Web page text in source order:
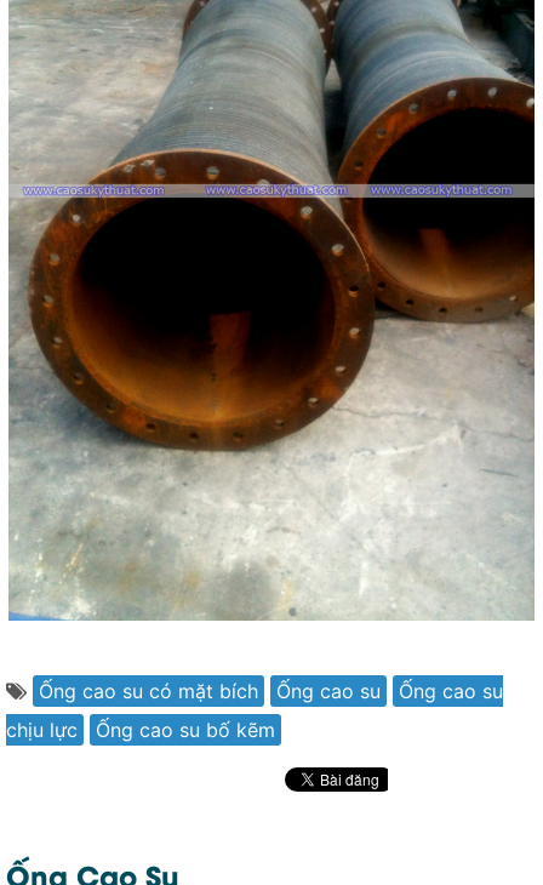
Ống cao su có mặt bích Ống cao su
Ống cao su
chịu lực
Ống cao su bố kẽm
Ống Cao Su